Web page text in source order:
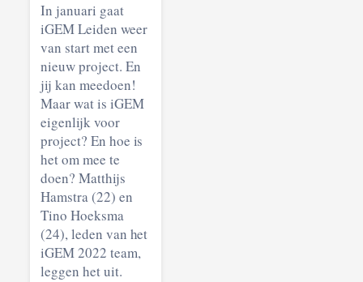
In januari gaat
iGEM Leiden weer
van start met een
nieuw project. En
jij kan meedoen!
Maar wat is iGEM
eigenlijk voor
project? En hoe is
het om mee te
doen? Matthijs
Hamstra (22) en
Tino Hoeksma
(24), leden van het
iGEM 2022 team,
leggen het uit.